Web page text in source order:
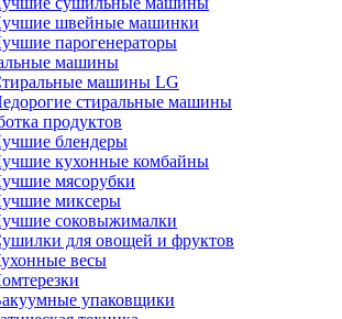
швейные машинки
парогенераторы
машины
машины LG
стиральные машины
продуктов
блендеры
кухонные комбайны
мясорубки
миксеры
соковыжималки
для овощей и фруктов
весы
упаковщики